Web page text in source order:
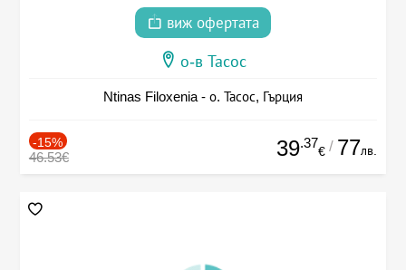
виж офертата
о-в Тасос
Ntinas Filoxenia - о. Тасос, Гърция
-15%
46.53€ 39.37
€ / 77лв.